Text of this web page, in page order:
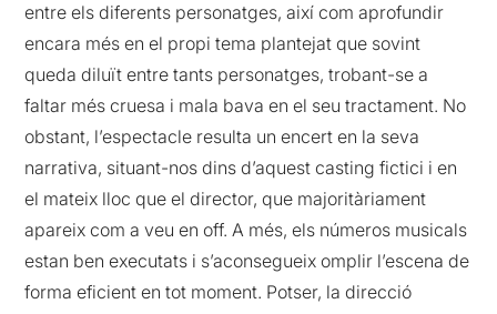
entre els diferents personatges, així com aprofundir
encara més en el propi tema plantejat que sovint
queda diluït entre tants personatges, trobant-se a
faltar més cruesa i mala bava en el seu tractament. No
obstant, l’espectacle resulta un encert en la seva
narrativa, situant-nos dins d’aquest casting fictici i en
el mateix lloc que el director, que majoritàriament
apareix com a veu en off. A més, els números musicals
estan ben executats i s’aconsegueix omplir l’escena de
forma eficient en tot moment. Potser, la direcció